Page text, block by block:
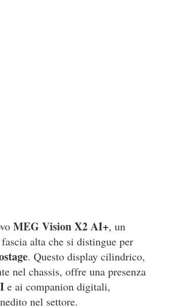
MEG Vision X2 AI+, un
alta che si distingue per
. Questo display cilindrico,
nel chassis, offre una presenza
e ai companion digitali,
nel settore.